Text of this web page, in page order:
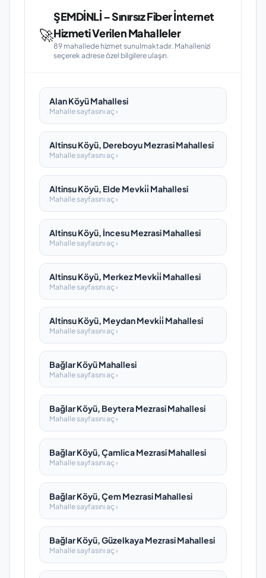
🚀
ŞEMDİNLİ – Sınırsız Fiber İnternet
Hizmeti Verilen Mahalleler
89 mahallede hizmet sunulmaktadır. Mahallenizi
seçerek adrese özel bilgilere ulaşın.
Alan Köyü Mahallesi
Mahalle sayfasını aç ›
Altinsu Köyü, Dereboyu Mezrasi Mahallesi
Mahalle sayfasını aç ›
Altinsu Köyü, Elde Mevki̇i̇ Mahallesi
Mahalle sayfasını aç ›
Altinsu Köyü, İncesu Mezrasi Mahallesi
Mahalle sayfasını aç ›
Altinsu Köyü, Merkez Mevki̇i̇ Mahallesi
Mahalle sayfasını aç ›
Altinsu Köyü, Meydan Mevki̇i̇ Mahallesi
Mahalle sayfasını aç ›
Bağlar Köyü Mahallesi
Mahalle sayfasını aç ›
Bağlar Köyü, Beytera Mezrasi Mahallesi
Mahalle sayfasını aç ›
Bağlar Köyü, Çamlica Mezrasi Mahallesi
Mahalle sayfasını aç ›
Bağlar Köyü, Çem Mezrasi Mahallesi
Mahalle sayfasını aç ›
Bağlar Köyü, Güzelkaya Mezrasi Mahallesi
Mahalle sayfasını aç ›